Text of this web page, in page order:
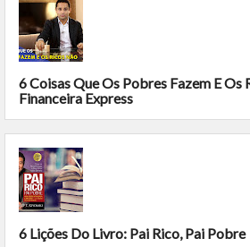
6 Coisas Que Os Pobres Fazem E Os
Financeira Express
6 Lições Do Livro: Pai Rico, Pai Pobre